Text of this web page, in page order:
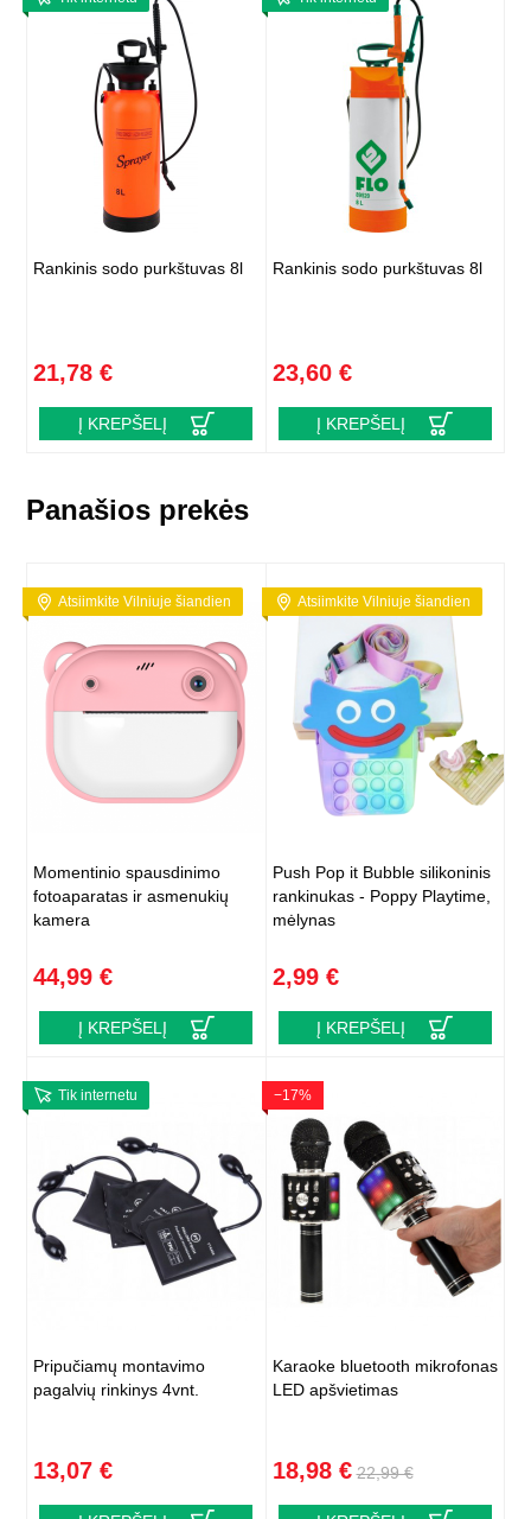
Rankinis sodo purkštuvas 8l
21,78 €
Į KREPŠELĮ
Rankinis sodo purkštuvas 8l
23,60 €
Į KREPŠELĮ
Panašios prekės
Atsiimkite Vilniuje šiandien
Momentinio spausdinimo
fotoaparatas ir asmenukių
kamera
44,99 €
Į KREPŠELĮ
Atsiimkite Vilniuje šiandien
Push Pop it Bubble silikoninis
rankinukas - Poppy Playtime,
mėlynas
2,99 €
Į KREPŠELĮ
Tik internetu
Pripučiamų montavimo
pagalvių rinkinys 4vnt.
13,07 €
−17%
Karaoke bluetooth mikrofonas
LED apšvietimas
18,98 € 22,99 €